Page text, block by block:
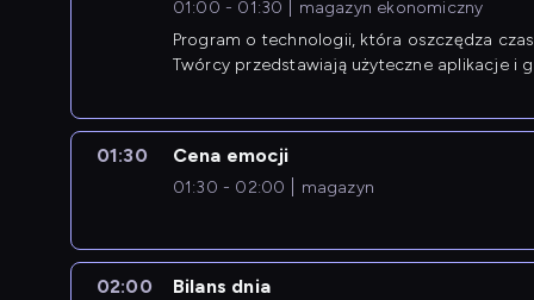
01:00 - 01:30
magazyn ekonomiczny
Program o technologii, która oszczędza
Twórcy przedstawiają użyteczne aplikacje i
01:30 Cena emocji
01:30 - 02:00 magazyn
02:00 Bilans dnia